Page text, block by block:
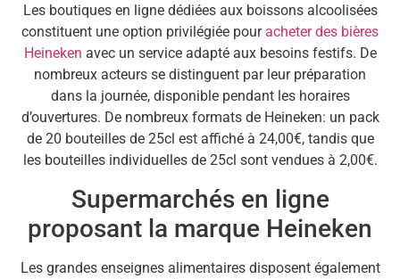
Les boutiques en ligne dédiées aux boissons alcoolisées
constituent une option privilégiée pour acheter des bières
Heineken avec un service adapté aux besoins festifs. De
nombreux acteurs se distinguent par leur préparation
dans la journée, disponible pendant les horaires
d’ouvertures. De nombreux formats de Heineken: un pack
de 20 bouteilles de 25cl est affiché à 24,00€, tandis que
les bouteilles individuelles de 25cl sont vendues à 2,00€.
Supermarchés en ligne
proposant la marque Heineken
Les grandes enseignes alimentaires disposent également